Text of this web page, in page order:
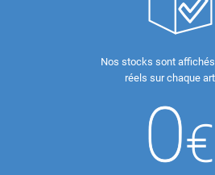
Nos stocks sont
réels sur chaque